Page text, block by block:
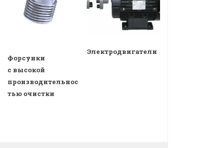
Форсунки
с высокой
производительнос
тью очистки
Электродвигатели